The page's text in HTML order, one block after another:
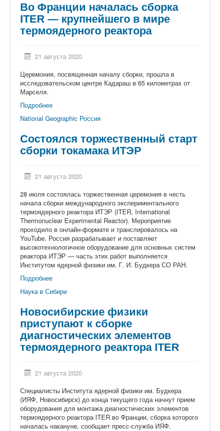
Во Франции началась сборка
ITER — крупнейшего в мире
термоядерного реактора
21 августа 2020
Церемония, посвященная началу сборки, прошла в
исследовательском центре Кадараш в 65 километрах от
Марселя.
Подробнее
National Geographic Россия
Состоялся торжественный старт
сборки токамака ИТЭР
21 августа 2020
28 июля состоялась торжественная церемония в честь
начала сборки международного экспериментального
термоядерного реактора ИТЭР (ITER, International
Thermonuclear Experimental Reactor). Мероприятие
проходило в онлайн-формате и транслировалось на
YouTubе. Россия разрабатывает и поставляет
высокотехнологичное оборудование для основных систем
реактора ИТЭР — часть этих работ выполняется
Институтом ядерной физики им. Г. И. Будкера СО РАН.
Подробнее
Наука в Сибири
Новосибирские физики
приступают к сборке
диагностических элементов
термоядерного реактора ITER
21 августа 2020
Специалисты Института ядерной физики им. Будкера
(ИЯФ, Новосибирск) до конца текущего года начнут прием
оборудования для монтажа диагностических элементов
термоядерного реактора ITER во Франции, сборка которого
началась накануне, сообщает пресс-служба ИЯФ.